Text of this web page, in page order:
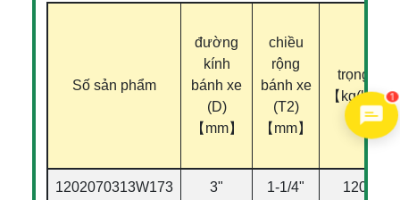
Số sản phẩm
đường
kính
bánh xe
(D)
【mm】
chiều
rộng
bánh xe
(T2)
【mm】
trọng tải
【kg(lbs)】
1202070313W173
3"
1-1/4"
120kg
1